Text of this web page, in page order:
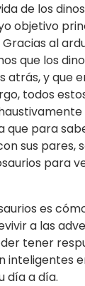
de los
objetivo
al
que los
atrás, y que
todos
que para
sus pares,
para
es
a las
tener
inteligentes
día a día.